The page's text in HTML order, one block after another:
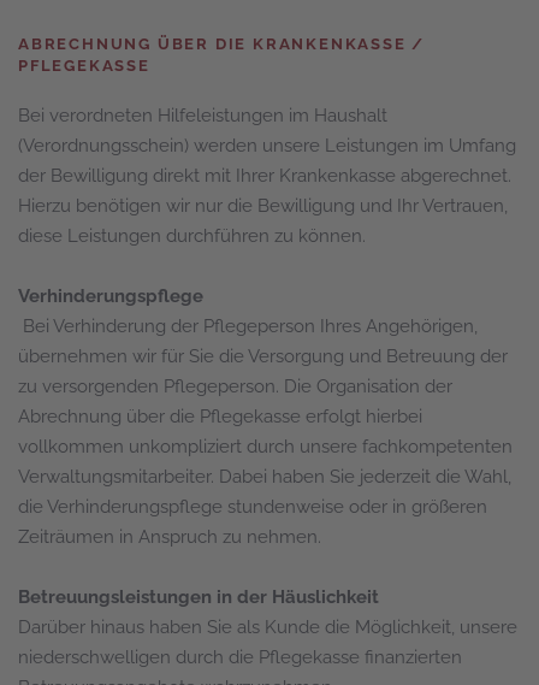
ABRECHNUNG ÜBER DIE KRANKENKASSE /
PFLEGEKASSE
Bei verordneten Hilfeleistungen im Haushalt
(Verordnungsschein) werden unsere Leistungen im Umfang
der Bewilligung direkt mit Ihrer Krankenkasse abgerechnet.
Hierzu benötigen wir nur die Bewilligung und Ihr Vertrauen,
diese Leistungen durchführen zu können.
Verhinderungspflege
Bei Verhinderung der Pflegeperson Ihres Angehörigen,
übernehmen wir für Sie die Versorgung und Betreuung der
zu versorgenden Pflegeperson. Die Organisation der
Abrechnung über die Pflegekasse erfolgt hierbei
vollkommen unkompliziert durch unsere fachkompetenten
Verwaltungsmitarbeiter. Dabei haben Sie jederzeit die Wahl,
die Verhinderungspflege stundenweise oder in größeren
Zeiträumen in Anspruch zu nehmen.
Betreuungsleistungen in der Häuslichkeit
Darüber hinaus haben Sie als Kunde die Möglichkeit, unsere
niederschwelligen durch die Pflegekasse finanzierten